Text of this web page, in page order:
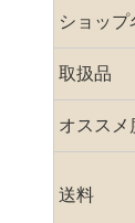
ショップ
取扱品
オススメ
送料